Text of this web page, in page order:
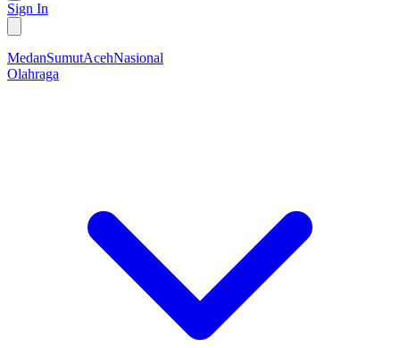
Sign In
MedanSumutAcehNasional
Olahraga